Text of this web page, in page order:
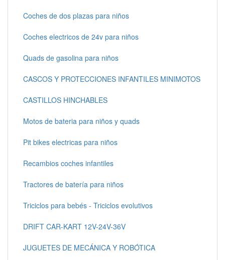
Coches de dos plazas para niños
Coches electricos de 24v para niños
Quads de gasolina para niños
CASCOS Y PROTECCIONES INFANTILES MINIMOTOS
CASTILLOS HINCHABLES
Motos de bateria para niños y quads
Pit bikes electricas para niños
Recambios coches infantiles
Tractores de batería para niños
Triciclos para bebés - Triciclos evolutivos
DRIFT CAR-KART 12V-24V-36V
JUGUETES DE MECÁNICA Y ROBÓTICA